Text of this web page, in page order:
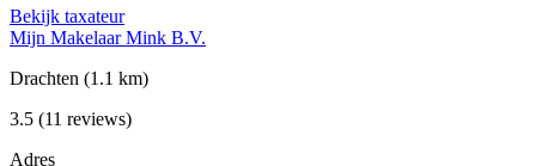
Bekijk taxateur
Mijn Makelaar Mink B.V.
Drachten (1.1 km)
3.5 (11 reviews)
Adres